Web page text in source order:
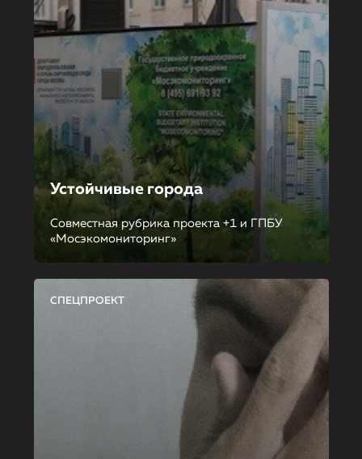
Устойчивые города
Совместная рубрика проекта +1 и ГПБУ
«Мосэкомониторинг»
СПЕЦПРОЕКТ